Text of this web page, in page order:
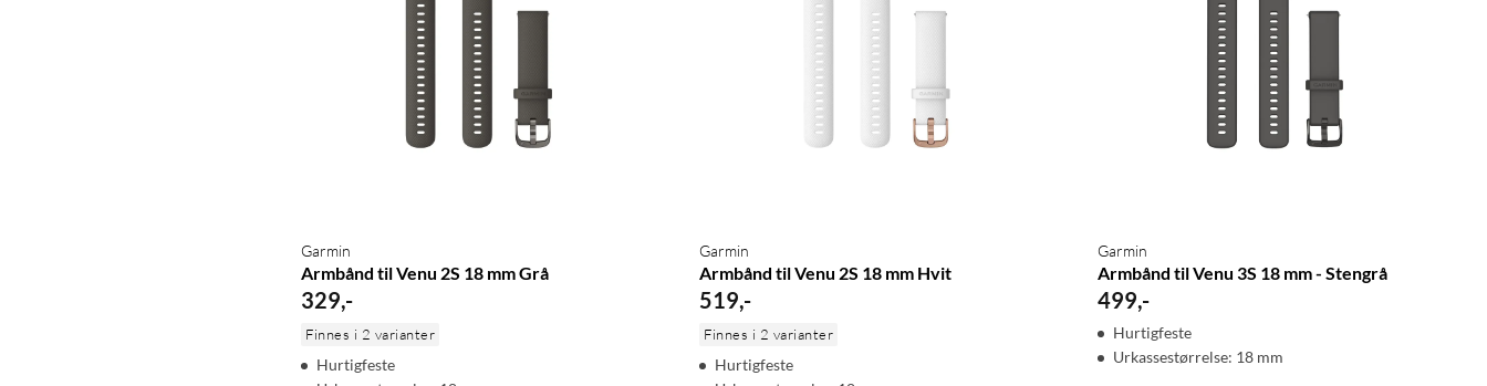
Garmin
Armbånd til Venu 2S 18 mm Grå
329,-
Finnes i 2 varianter
Hurtigfeste
Garmin
Armbånd til Venu 2S 18 mm Hvit
519,-
Finnes i 2 varianter
Hurtigfeste
Garmin
Armbånd til Venu 3S 18 mm - Stengrå
499,-
Hurtigfeste
Urkassestørrelse: 18 mm